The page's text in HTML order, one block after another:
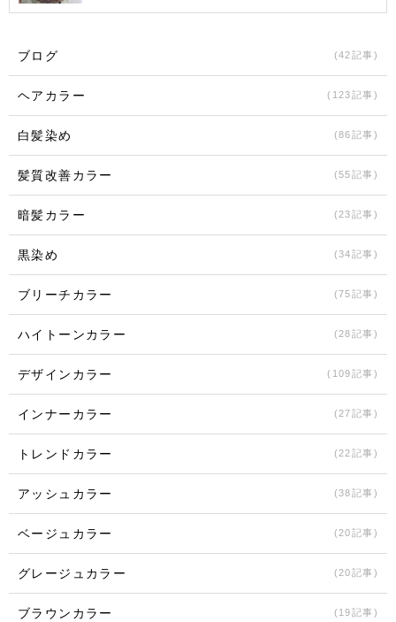
ブログ (42記事)
ヘアカラー (123記事)
白髪染め (86記事)
髪質改善カラー (55記事)
暗髪カラー (23記事)
黒染め (34記事)
ブリーチカラー (75記事)
ハイトーンカラー (28記事)
デザインカラー (109記事)
インナーカラー (27記事)
トレンドカラー (22記事)
アッシュカラー (38記事)
ベージュカラー (20記事)
グレージュカラー (20記事)
ブラウンカラー (19記事)